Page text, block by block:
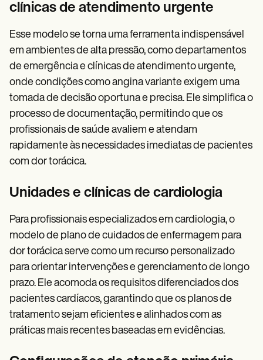
clínicas de atendimento urgente
Esse modelo se torna uma ferramenta indispensável
em ambientes de alta pressão, como departamentos
de emergência e clínicas de atendimento urgente,
onde condições como angina variante exigem uma
tomada de decisão oportuna e precisa. Ele simplifica o
processo de documentação, permitindo que os
profissionais de saúde avaliem e atendam
rapidamente às necessidades imediatas de pacientes
com dor torácica.
Unidades e clínicas de cardiologia
Para profissionais especializados em cardiologia, o
modelo de plano de cuidados de enfermagem para
dor torácica serve como um recurso personalizado
para orientar intervenções e gerenciamento de longo
prazo. Ele acomoda os requisitos diferenciados dos
pacientes cardíacos, garantindo que os planos de
tratamento sejam eficientes e alinhados com as
práticas mais recentes baseadas em evidências.